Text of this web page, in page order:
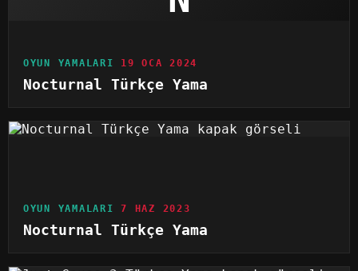
OYUN YAMALARI 19 OCA 2024
Nocturnal Türkçe Yama
OYUN YAMALARI 7 HAZ 2023
Nocturnal Türkçe Yama